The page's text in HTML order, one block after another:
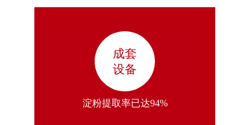
成套
设备
淀粉提取率已达94%